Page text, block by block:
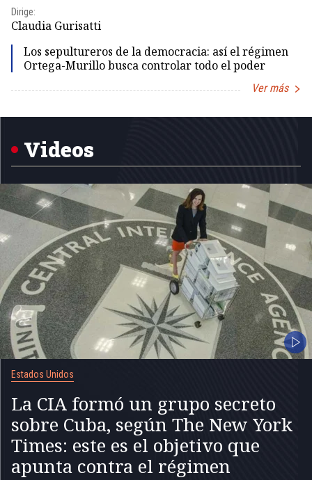
Dirige:
Claudia Gurisatti
Los sepultureros de la democracia: así el régimen
Ortega-Murillo busca controlar todo el poder
Ver más
1
Videos
Estados Unidos
La CIA formó un grupo secreto
sobre Cuba, según The New York
Times: este es el objetivo que
apunta contra el régimen